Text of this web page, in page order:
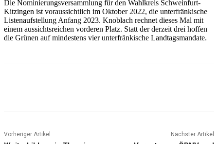
Die Nominierungsversammlung für den Wahlkreis Schweinfurt-
Kitzingen ist voraussichtlich im Oktober 2022, die unterfränkische
Listenaufstellung Anfang 2023. Knoblach rechnet dieses Mal mit
einem aussichtsreichen vorderen Platz. Statt der derzeit drei hoffen
die Grünen auf mindestens vier unterfränkische Landtagsmandate.
Vorheriger Artikel Nächster Artikel